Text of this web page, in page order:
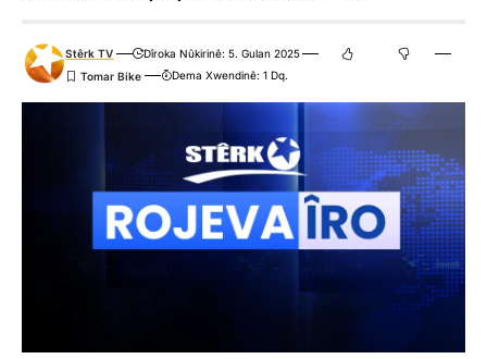
Stêrk TV
Dîroka Nûkirinê: 5. Gulan 2025
Dema Xwendinê: 1 Dq.